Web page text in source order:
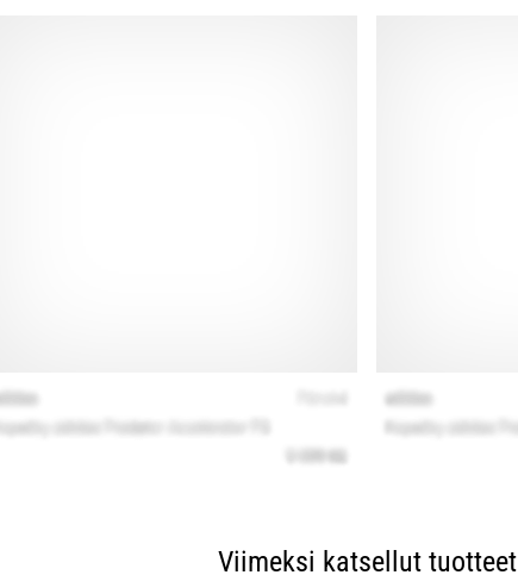
Viimeksi katsellut tuotteet